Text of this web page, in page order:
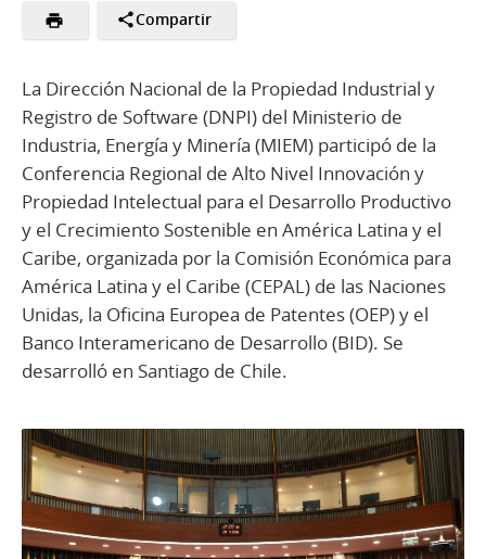
Compartir
La Dirección Nacional de la Propiedad Industrial y
Registro de Software (DNPI) del Ministerio de
Industria, Energía y Minería (MIEM) participó de la
Conferencia Regional de Alto Nivel Innovación y
Propiedad Intelectual para el Desarrollo Productivo
y el Crecimiento Sostenible en América Latina y el
Caribe, organizada por la Comisión Económica para
América Latina y el Caribe (CEPAL) de las Naciones
Unidas, la Oficina Europea de Patentes (OEP) y el
Banco Interamericano de Desarrollo (BID). Se
desarrolló en Santiago de Chile.